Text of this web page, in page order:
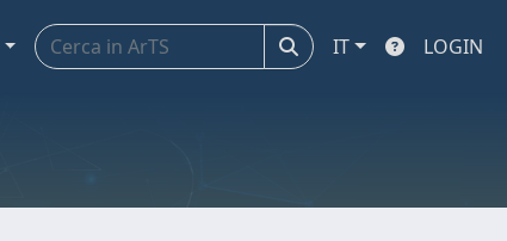
IT LOGIN